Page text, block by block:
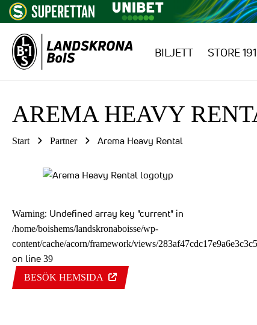
BILJETT STORE
AREMA HEAVY
Start Partner Arema Heavy Rental
Warning: Undefined array key "current" in
/home/boishems/landskronaboisse/wp-
content/cache/acorn/framework/views/
on line 39
BESÖK HEMSIDA